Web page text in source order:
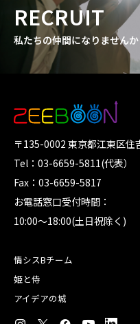
RECRUIT
私たちの仲間になりませんか
〒135-0002 東京都江東区
Tel：03-6659-5811(代表）
Fax：03-6659-5817
お電話窓口受付時間：
10:00～18:00(土日祝除く)
情シスBチーム
姫と侍
アイデアの城